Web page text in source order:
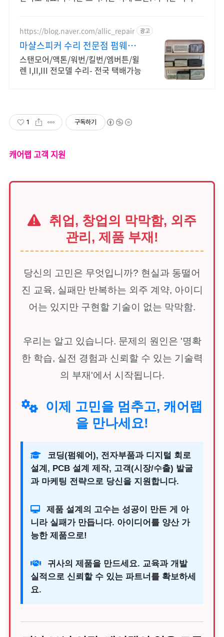
https://blog.naver.com/allic_repair 광고
마샬스피커 수리 전문점 펌웨어/
벽돌 /업데이트 수리
스탠모어/액톤/워번/킬번/엠버튼/윌
렌 I,II,III 전모델 수리- 전국 택배가능
1 구독하기
캐어랩 고객 지원
취업, 창업의 막막함, 외주
관리, 제품 부재!
당신의 고민은 무엇입니까? 현실과 동떨어
진 교육, 실패만 반복하는 외주 계약, 아이디
어는 있지만 구현할 기술이 없는 막막함.
우리는 알고 있습니다. 문제의 원인은 '명확
한 학습, 실전 경험과 신뢰할 수 있는 기술력
의 부재'에서 시작됩니다.
이제 고민을 멈추고, 캐어랩
을 만나세요!
코딩(펌웨어), 전자부품과 디지털 회로
설계, PCB 설계 제작, 고객(시장/수출) 발굴
과 마케팅 전략으로 당신을 지원합니다.
제품 설계의 고수는 성공이 만든 게 아
니라 실패가 만듭니다. 아이디어를 양산 가
능한 제품으로!
귀사의 제품을 만드세요. 교육과 개발
실적으로 신뢰할 수 있는 파트너를 확보하세
요.